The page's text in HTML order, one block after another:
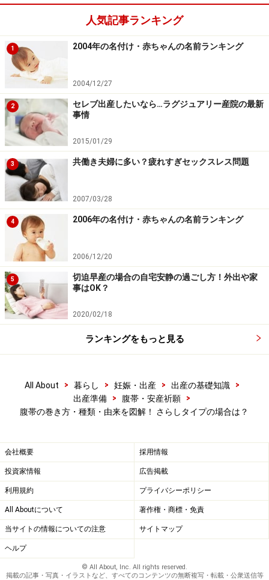
どもは、夫の分身、という意味もあったようですよ。
元々、3メートルくらいある「ゆはだ帯」というのを使
っていたらしいのですが、江戸時代以降には、2メート
ルほどのさらしが使われるようになり、岩のような丈夫
な子を産む、という意味から、「岩田帯」とか、「斎肌
（いわた）帯」とかいう風に言われるようになったそう
です。
江戸時代の腹帯の巻き方：縄のようにきつ
く締める形
腹帯を巻くという風習を広めたのは助産婦さんだと言わ
れており、難産の場合や、新生児や母親が産後に命を落
としてしまったりすると、「帯の締め方が緩くて、胎児
が太りすぎた」とか、「帯が緩いと、胎児の場所がズレ
る」と思われていたようです。そのため、何重にも厳重
に、縄を巻くように、きつくきつく巻いていたらしいの
通のパンツでもきつく苦しく感じたりするのに、縄のよ
うに巻かれていたら、窮屈で辛そうですね。
締める腹帯が、母親にも胎児にも有害だと説き、腹帯は
緩く巻くようになったそうです。
歴史はここまでです。
人気記事ランキング
1 2004年の名付け・赤ちゃんの名前ランキング
2004/12/27
2
セレブ出産したいなら…ラグジュアリー産院の最新
事情
2015/01/29
3 共働き夫婦に多い？疲れすぎセックスレス問題
2007/03/28
4 2006年の名付け・赤ちゃんの名前ランキング
2006/12/20
5
切迫早産の場合の自宅安静の過ごし方！外出や家
事はOK？
2020/02/18
ランキングをもっと見る
All About > 暮らし > 妊娠・出産 > 出産の基礎知識
>
出産準備
> 腹帯・安産祈願
>
腹帯の巻き方・種類・由来を図解！ さらしタイプの場合は？
会社概要 採用情報
投資家情報 広告掲載
利用規約 プライバシーポリシー
All Aboutについて 著作権・商標・免責
当サイトの情報についての注意 サイトマップ
ヘルプ
© All About, Inc. All rights reserved.
掲載の記事・写真・イラストなど、すべてのコンテンツの無断複写・転載・公衆送信等